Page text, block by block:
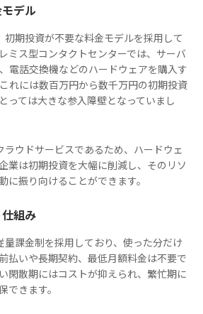
デル
期投資が不要な料金モデルを採用して
ミス型コンタクトセンターでは、サーバ
電話交換機などのハードウェアを購入す
れには数百万円から数千万円の初期投資
っては大きな参入障壁となっていまし
ウドサービスであるため、ハードウェ
業は初期投資を大幅に削減し、そのリソ
に振り向けることができます。
組み
課金制を採用しており、使った分だけ
払いや長期契約、最低月額料金は不要で
閑散期にはコストが抑えられ、繁忙期に
できます。